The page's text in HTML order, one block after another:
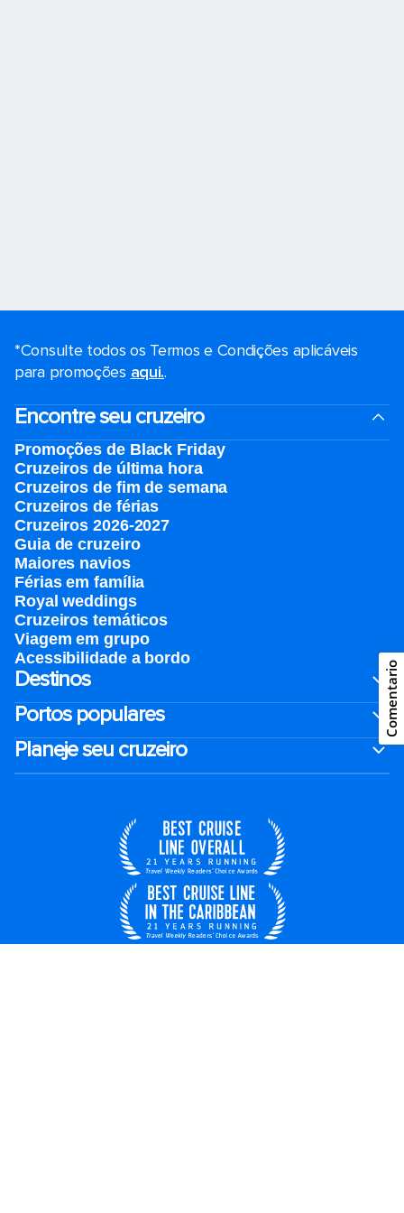
*Consulte todos os Termos e Condições aplicáveis ​​
para promoções aqui..
Encontre seu cruzeiro
Promoções de Black Friday
Cruzeiros de última hora
Cruzeiros de fim de semana
Cruzeiros de férias
Cruzeiros 2026-2027
Guia de cruzeiro
Maiores navios
Férias em família
Royal weddings
Cruzeiros temáticos
Viagem em grupo
Acessibilidade a bordo
Destinos
Portos populares
Planeje seu cruzeiro
Comentario